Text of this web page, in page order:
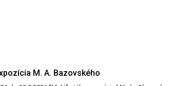
M. A. Bazovského